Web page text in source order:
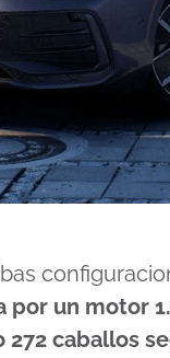
un motor
caballos